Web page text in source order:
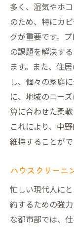
多く、湿気やホ
のため、特にカ
グが重要です。
の課題を解決す
ます。また、住
し、個々の家庭
に、地域のニー
算に合わせた柔
これにより、中
維持することがで
ハウスクリーニ
忙しい現代人に
約するための強
な都市部では、